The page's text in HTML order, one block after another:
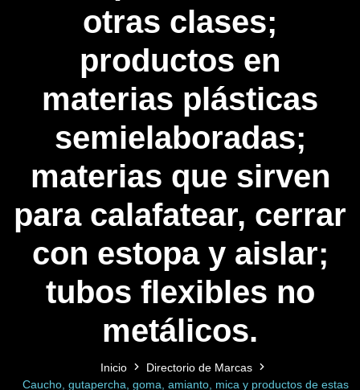
otras clases;
productos en
materias plásticas
semielaboradas;
materias que sirven
para calafatear, cerrar
con estopa y aislar;
tubos flexibles no
metálicos.
Inicio
Directorio de Marcas
Caucho, gutapercha, goma, amianto, mica y productos de estas